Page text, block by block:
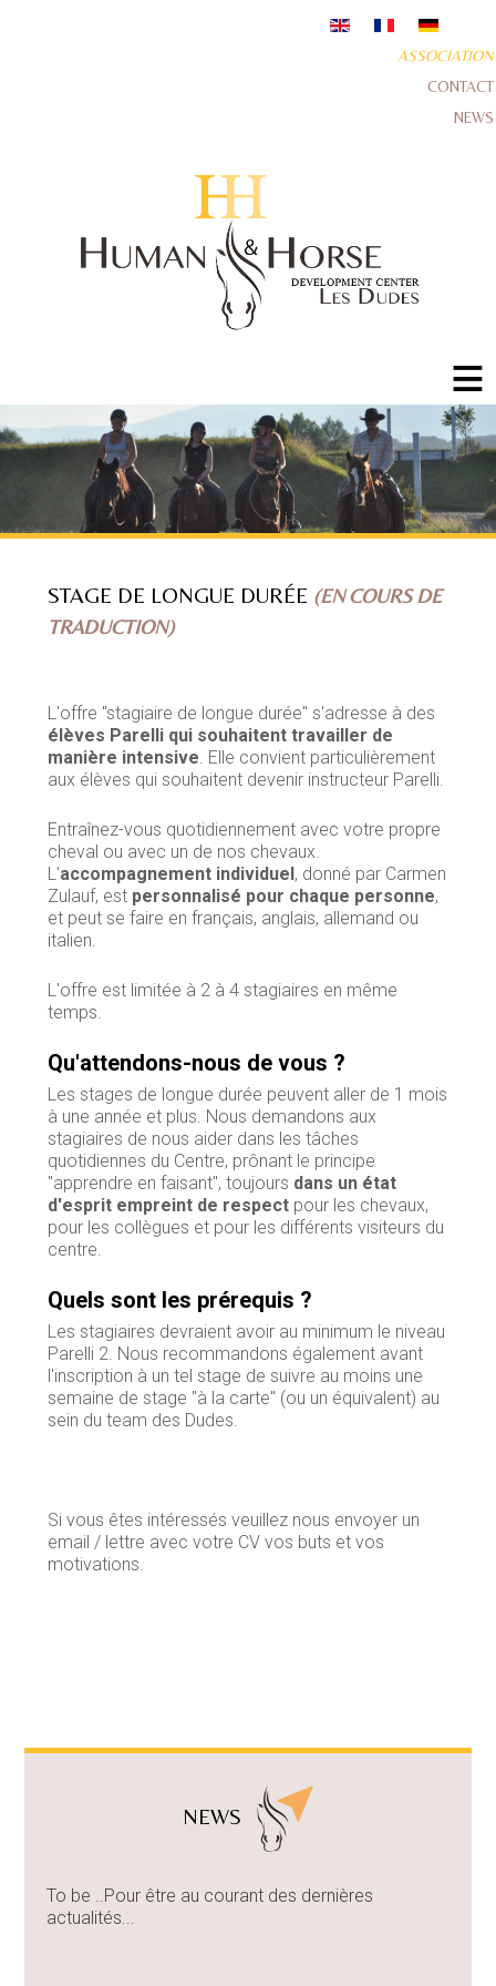
ASSOCIATION
CONTACT
NEWS
≡
STAGE DE LONGUE DURÉE (EN COURS DE
TRADUCTION)
L'offre "stagiaire de longue durée" s'adresse à des
élèves Parelli qui souhaitent travailler de
manière intensive . Elle convient particulièrement
aux élèves qui souhaitent devenir instructeur Parelli.
Entraînez-vous quotidiennement avec votre propre
cheval ou avec un de nos chevaux.
L'accompagnement individuel, donné par Carmen
Zulauf, est personnalisé pour chaque personne,
et peut se faire en français, anglais, allemand ou
italien.
L'offre est limitée à 2 à 4 stagiaires en même
temps.
Qu'attendons-nous de vous ?
Les stages de longue durée peuvent aller de 1 mois
à une année et plus. Nous demandons aux
stagiaires de nous aider dans les tâches
quotidiennes du Centre, prônant le principe
"apprendre en faisant", toujours dans un état
d'esprit empreint de respectpour les chevaux,
pour les collègues et pour les différents visiteurs du
centre.
Quels sont les prérequis ?
Les stagiaires devraient avoir au minimum le niveau
Parelli 2. Nous recommandons également avant
l'inscription à un tel stage de suivre au moins une
semaine de stage "à la carte" (ou un équivalent) au
sein du team des Dudes.
Si vous êtes intéressés veuillez nous envoyer un
email / lettre avec votre CV vos buts et vos
motivations.
NEWS
To be ..Pour être au courant des dernières
actualités...